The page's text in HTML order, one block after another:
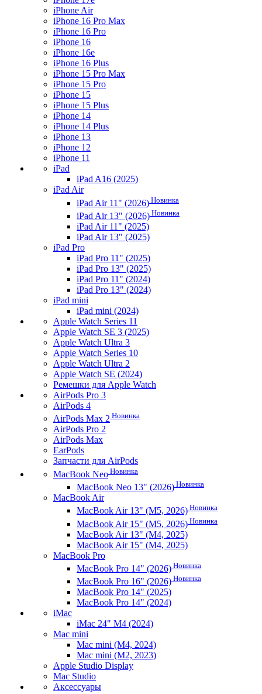
iPhone Air
iPhone 16 Pro Max
iPhone 16 Pro
iPhone 16
iPhone 16e
iPhone 16 Plus
iPhone 15 Pro Max
iPhone 15 Pro
iPhone 15
iPhone 15 Plus
iPhone 14
iPhone 14 Plus
iPhone 13
iPhone 12
iPhone 11
iPad
iPad A16 (2025)
iPad Air
iPad Air 11" (2026) Новинка
iPad Air 13" (2026) Новинка
iPad Air 11" (2025)
iPad Air 13" (2025)
iPad Pro
iPad Pro 11" (2025)
iPad Pro 13" (2025)
iPad Pro 11" (2024)
iPad Pro 13" (2024)
iPad mini
iPad mini (2024)
Apple Watch Series 11
Apple Watch SE 3 (2025)
Apple Watch Ultra 3
Apple Watch Series 10
Apple Watch Ultra 2
Apple Watch SE (2024)
Ремешки для Apple Watch
AirPods Pro 3
AirPods 4
AirPods Max 2 Новинка
AirPods Pro 2
AirPods Max
EarPods
Запчасти для AirPods
MacBook Neo Новинка
MacBook Neo 13" (2026) Новинка
MacBook Air
MacBook Air 13" (M5, 2026) Новинка
MacBook Air 15" (M5, 2026) Новинка
MacBook Air 13" (M4, 2025)
MacBook Air 15" (M4, 2025)
MacBook Pro
MacBook Pro 14" (2026) Новинка
MacBook Pro 16" (2026) Новинка
MacBook Pro 14" (2025)
MacBook Pro 14" (2024)
iMac
iMac 24" M4 (2024)
Mac mini
Mac mini (M4, 2024)
Mac mini (M2, 2023)
Apple Studio Display
Mac Studio
Аксессуары